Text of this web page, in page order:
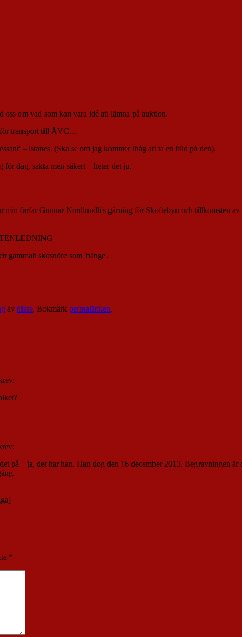
om vad som kan vara idé att lämna på auktion.
för transport till ÅVC…
– istanes. (Ska se om jag kommer ihåg att ta en bild på den).
för dag, sakta men säkert – heter det ju.
min farfar Gunnar Nordlundh's gärning för Skoftebyn och tillkomsten av
gammalt skosnöre som 'hänge'.
av nisse. Bokmärk permalänken.
på – ja, det har han. Han dog den 16 december 2013. Begravningen
*